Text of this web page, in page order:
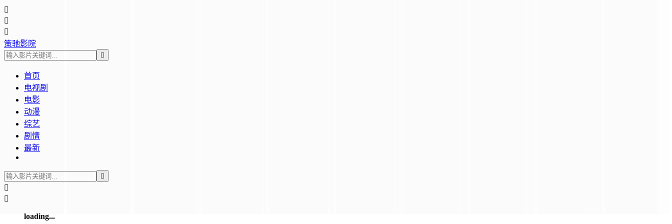



策驰影院

首页
电视剧
电影
动漫
综艺
剧情
最新



loading...